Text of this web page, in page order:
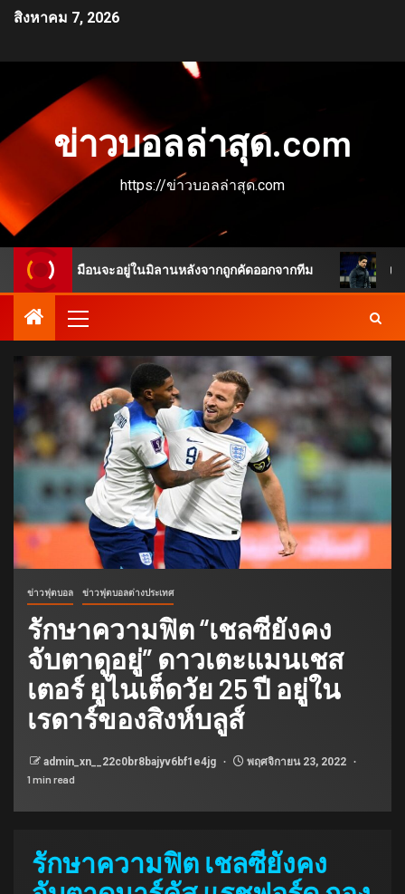
สิงหาคม 7, 2026
ข่าวบอลล่าสุด.com
https://ข่าวบอลล่าสุด.com
งดูเหมือนจะอยู่ในมิลานหลังจากถูกคัดออกจากทีม เกมพลิกชั
ข่าวฟุตบอล ข่าวฟุตบอลต่างประเทศ
รักษาความฟิต “เชลซียังคง
จับตาดูอยู่” ดาวเตะแมนเชส
เตอร์ ยูไนเต็ดวัย 25 ปี อยู่ใน
เรดาร์ของสิงห์บลูส์
admin_xn__22c0br8bajyv6bf1e4jg
พฤศจิกายน 23, 2022
1 min read
รักษาความฟิต เชลซียังคง